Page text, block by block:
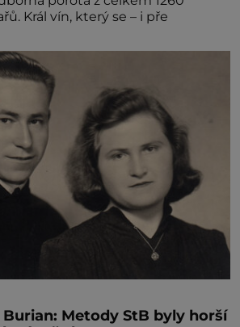
vzorků od 157 vinařů. Král vín, který se – i pře
Burian: Metody StB byly horší